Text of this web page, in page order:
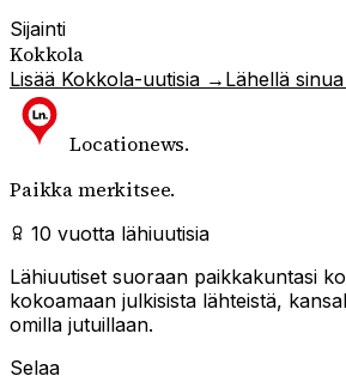
Sijainti
Kokkola
Lisää Kokkola-uutisia → Lähellä
Locationews.
Paikka merkitsee.
10 vuotta lähiuutisia
Lähiuutiset suoraan paikkakuntasi
kokoamaan julkisista lähteistä,
omilla jutuillaan.
Selaa